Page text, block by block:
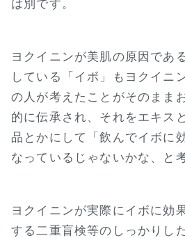
は別です。
ヨクイニンが美肌の原因であ
している「イボ」もヨクイニ
の人が考えたことがそのまま
的に伝承され、それをエキス
品とかにして「飲んでイボに
なっているじゃないかな、と
ヨクイニンが実際にイボに効
する二重盲検等のしっかりし